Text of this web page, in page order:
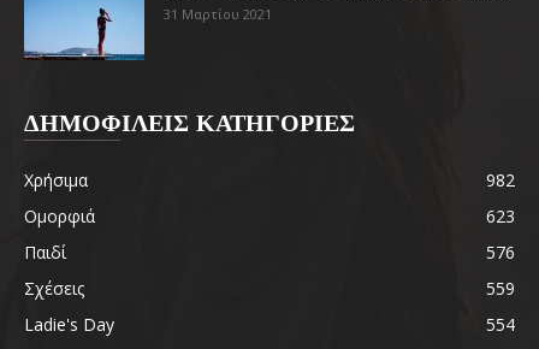
31 Μαρτίου 2021
ΔΗΜΟΦΙΛΕΙΣ ΚΑΤΗΓΟΡΙΕΣ
Χρήσιμα
982
Ομορφιά
623
Παιδί
576
Σχέσεις
559
Ladie's Day
554